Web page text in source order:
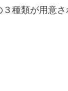
種類が用意さ